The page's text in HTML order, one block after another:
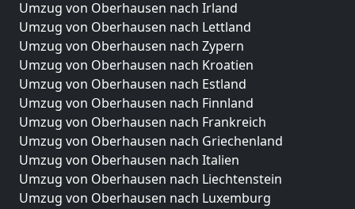
Umzug von Oberhausen nach Irland
Umzug von Oberhausen nach Lettland
Umzug von Oberhausen nach Zypern
Umzug von Oberhausen nach Kroatien
Umzug von Oberhausen nach Estland
Umzug von Oberhausen nach Finnland
Umzug von Oberhausen nach Frankreich
Umzug von Oberhausen nach Griechenland
Umzug von Oberhausen nach Italien
Umzug von Oberhausen nach Liechtenstein
Umzug von Oberhausen nach Luxemburg